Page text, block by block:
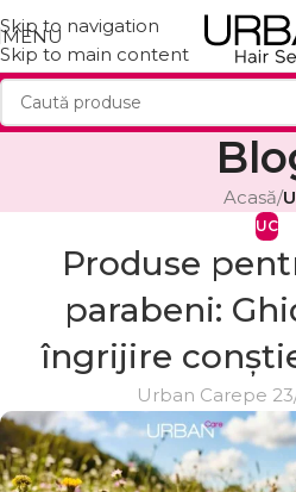
Skip to navigation
Skip to main content
MENU
Acasă/
UC
Produse
parabeni:
îngrijire
Urban Carepe